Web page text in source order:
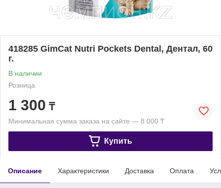
418285 GimCat Nutri Pockets Dental, Дентал, 60
г.
В наличии
Розница
1 300 ₸
Минимальная сумма заказа на сайте — 8 000 ₸
Купить
Описание Характеристики Доставка Оплата